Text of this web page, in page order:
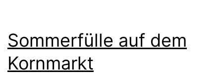
Sommerfülle auf dem
Kornmarkt